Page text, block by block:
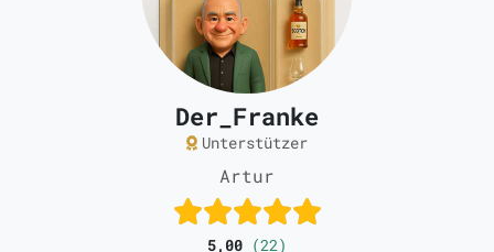
Der_Franke
Unterstützer
Artur
5,00 (22)